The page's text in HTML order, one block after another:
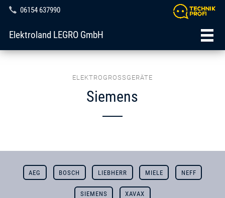
06154 637990
Elektroland LEGRO GmbH
ELEKTROGROSSGERÄTE
Siemens
AEG BOSCH LIEBHERR MIELE NEFF
SIEMENS XAVAX